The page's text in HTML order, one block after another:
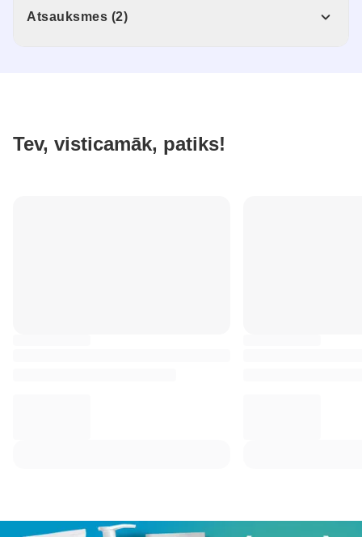
Atsauksmes (2)
Tev, visticamāk, patiks!